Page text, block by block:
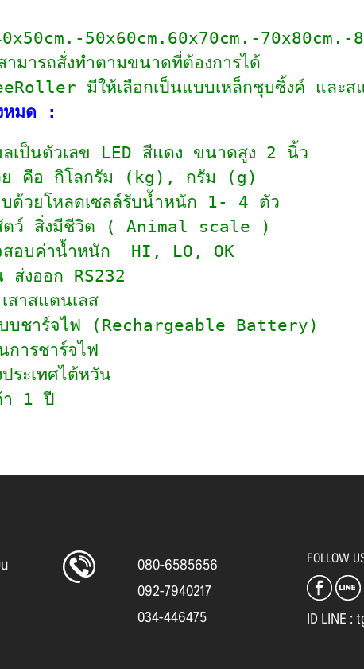
50x60cm.60x70cm.-70x80cm.-
มารถสั่งทำตามขนาดที่ต้องการได้
มีให้เลือกเป็นแบบเหล็กชุบซิ้งค์ และส
หมด :
ลเป็นตัวเลข LED สีแดง ขนาดสูง 2 นิ้ว
ย คือ กิโลกรัม (kg), กรัม (g)
บด้วยโหลดเซลล์รับน้ำหนัก 1- 4 ตัว
ตว์ สิ่งมีชีวิต ( Animal scale )
สอบค่าน้ำหนัก HI, LO, OK
งออก RS232
าสแตนเลส
บบชาร์จไฟ (Rechargeable Battery)
การชาร์จไฟ
ะเทศไต้หวัน
า 1 ปี
080-6585656
092-7940217
034-446475
FOLLOW
ID LINE :